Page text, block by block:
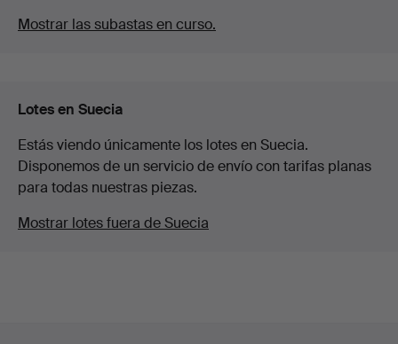
Mostrar las subastas en curso.
Lotes en Suecia
Estás viendo únicamente los lotes en Suecia.
Disponemos de un servicio de envío con tarifas planas
para todas nuestras piezas.
Mostrar lotes fuera de Suecia